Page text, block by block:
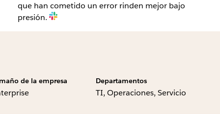
que han cometido un error rinden mejor bajo
presión.
de la empresa Departamentos
TI, Operaciones, Servicio